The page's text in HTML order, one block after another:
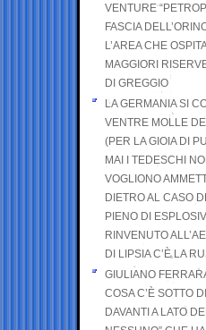
VENTURE
FASCIA
L’AREA CHE
MAGGIORI
DI GREGGIO
LA GERMANIA SI
VENTRE MOLLE
(PER LA GIOIA DI
MAI I TEDESCHI
VOGLIONO
DIETRO AL CASO
PIENO DI
RINVENUTO
DI LIPSIA C’È LA
GIULIANO
COSA C’È SOTTO
DAVANTI A LATO